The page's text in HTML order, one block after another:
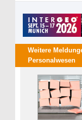
Weitere
Personalwesen